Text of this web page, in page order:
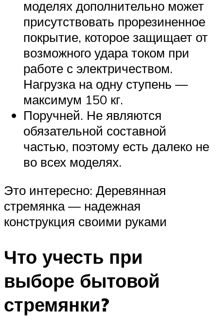
моделях дополнительно может
присутствовать прорезиненное
покрытие, которое защищает от
возможного удара током при
работе с электричеством.
Нагрузка на одну ступень —
максимум 150 кг.
Поручней. Не являются
обязательной составной
частью, поэтому есть далеко не
во всех моделях.
Это интересно: Деревянная
стремянка — надежная
конструкция своими руками
Что учесть при
выборе бытовой
стремянки?